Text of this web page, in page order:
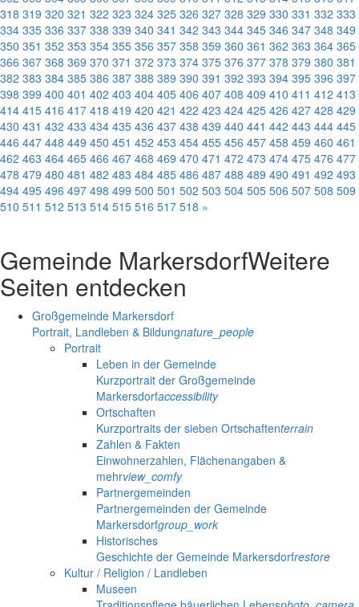
318 319 320 321 322 323 324 325 326 327 328 329 330 331 332 333
334 335 336 337 338 339 340 341 342 343 344 345 346 347 348 349
350 351 352 353 354 355 356 357 358 359 360 361 362 363 364 365
366 367 368 369 370 371 372 373 374 375 376 377 378 379 380 381
382 383 384 385 386 387 388 389 390 391 392 393 394 395 396 397
398 399 400 401 402 403 404 405 406 407 408 409 410 411 412 413
414 415 416 417 418 419 420 421 422 423 424 425 426 427 428 429
430 431 432 433 434 435 436 437 438 439 440 441 442 443 444 445
446 447 448 449 450 451 452 453 454 455 456 457 458 459 460 461
462 463 464 465 466 467 468 469 470 471 472 473 474 475 476 477
478 479 480 481 482 483 484 485 486 487 488 489 490 491 492 493
494 495 496 497 498 499 500 501 502 503 504 505 506 507 508 509
510 511 512 513 514 515 516 517 518 »
Gemeinde MarkersdorfWeitere
Seiten entdecken
Großgemeinde Markersdorf
Portrait, Landleben & Bildungnature_people
Portrait
Leben in der Gemeinde
Kurzportrait der Großgemeinde
Markersdorfaccessibility
Ortschaften
Kurzportraits der sieben Ortschaftenterrain
Zahlen & Fakten
Einwohnerzahlen, Flächenangaben &
mehrview_comfy
Partnergemeinden
Partnergemeinden der Gemeinde
Markersdorfgroup_work
Historisches
Geschichte der Gemeinde Markersdorfrestore
Kultur / Religion / Landleben
Museen